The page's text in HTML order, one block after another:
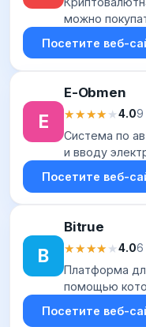
можно
деньги и
работает под
Посетите веб-
E
E-Obmen
★★★★★
★★★★★4.09
Система по
и вводу
Advcash BTC
Посетите веб-
B
Bitrue
★★★★★
★★★★★4.06
Платформа
помощью
покупать и
торговать
Посетите веб-